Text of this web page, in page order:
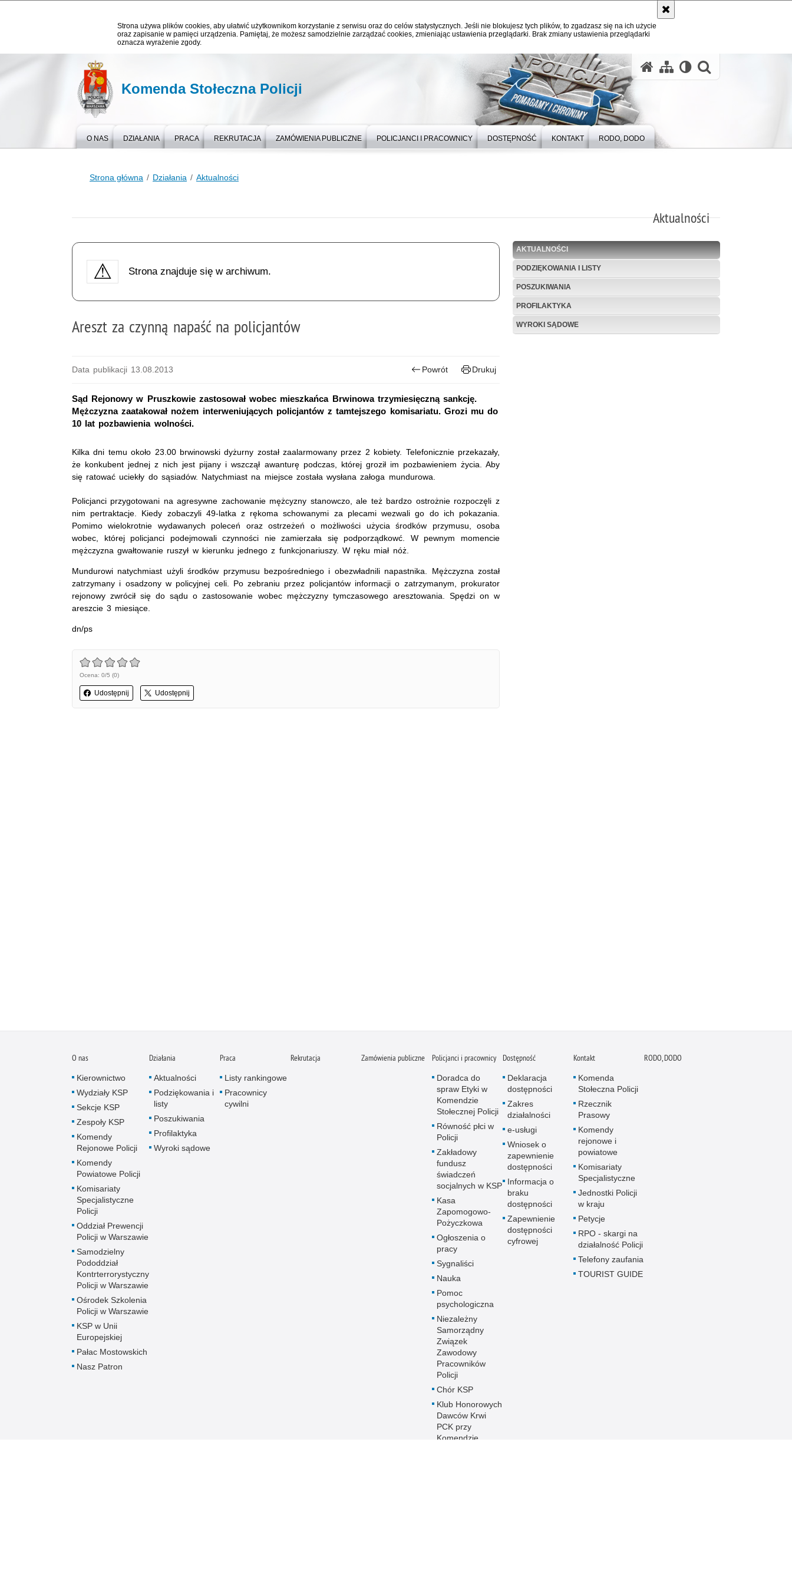
Strona używa plików cookies, aby ułatwić użytkownikom korzystanie z serwisu oraz do celów statystycznych. Jeśli nie blokujesz tych plików, to zgadzasz się na ich użycie
oraz zapisanie w pamięci urządzenia. Pamiętaj, że możesz samodzielnie zarządzać cookies, zmieniając ustawienia przeglądarki. Brak zmiany ustawienia przeglądarki
oznacza wyrażenie zgody.
Komenda Stołeczna Policji
O NAS DZIAŁANIA PRACA REKRUTACJA ZAMÓWIENIA PUBLICZNE POLICJANCI I PRACOWNICY DOSTĘPNOŚĆ KONTAKT RODO, DODO
Strona główna Działania Aktualności
Aktualności
Strona znajduje się w archiwum.
Areszt za czynną napaść na policjantów
Data publikacji 13.08.2013 Powrót Drukuj
Sąd Rejonowy w Pruszkowie zastosował wobec mieszkańca Brwinowa trzymiesięczną sankcję.
Mężczyzna zaatakował nożem interweniujących policjantów z tamtejszego komisariatu. Grozi mu do
10 lat pozbawienia wolności.
Kilka dni temu około 23.00 brwinowski dyżurny został zaalarmowany przez 2 kobiety. Telefonicznie przekazały,
że konkubent jednej z nich jest pijany i wszczął awanturę podczas, której groził im pozbawieniem życia. Aby
się ratować uciekły do sąsiadów. Natychmiast na miejsce została wysłana załoga mundurowa.
Policjanci przygotowani na agresywne zachowanie mężcyzny stanowczo, ale też bardzo ostrożnie rozpoczęli z
nim pertraktacje. Kiedy zobaczyli 49-latka z rękoma schowanymi za plecami wezwali go do ich pokazania.
Pomimo wielokrotnie wydawanych poleceń oraz ostrzeżeń o możliwości użycia środków przymusu, osoba
wobec, której policjanci podejmowali czynności nie zamierzała się podporządkowć. W pewnym momencie
mężczyzna gwałtowanie ruszył w kierunku jednego z funkcjonariuszy. W ręku miał nóż.
Mundurowi natychmiast użyli środków przymusu bezpośredniego i obezwładnili napastnika. Mężczyzna został
zatrzymany i osadzony w policyjnej celi. Po zebraniu przez policjantów informacji o zatrzymanym, prokurator
rejonowy zwrócił się do sądu o zastosowanie wobec mężczyzny tymczasowego aresztowania. Spędzi on w
areszcie 3 miesiące.
dn/ps
Ocena: 0/5 (0)
Udostępnij Udostępnij
AKTUALNOŚCI
PODZIĘKOWANIA I LISTY
POSZUKIWANIA
PROFILAKTYKA
WYROKI SĄDOWE
O nas
Kierownictwo
Wydziały KSP
Sekcje KSP
Zespoły KSP
Komendy
Rejonowe Policji
Komendy
Powiatowe Policji
Komisariaty
Specjalistyczne
Policji
Oddział Prewencji
Policji w Warszawie
Samodzielny
Pododdział
Kontrterrorystyczny
Policji w Warszawie
Ośrodek Szkolenia
Policji w Warszawie
KSP w Unii
Europejskiej
Pałac Mostowskich
Nasz Patron
Działania
Aktualności
Podziękowania i
listy
Poszukiwania
Profilaktyka
Wyroki sądowe
Praca
Listy rankingowe
Pracownicy
cywilni
Rekrutacja Zamówienia publiczne Policjanci i pracownicy
Doradca do
spraw Etyki w
Komendzie
Stołecznej Policji
Równość płci w
Policji
Zakładowy
fundusz
świadczeń
socjalnych w KSP
Kasa
Zapomogowo-
Pożyczkowa
Ogłoszenia o
pracy
Sygnaliści
Nauka
Pomoc
psychologiczna
Niezależny
Samorządny
Związek
Zawodowy
Pracowników
Policji
Chór KSP
Klub Honorowych
Dawców Krwi
PCK przy
Komendzie
Dostępność
Deklaracja
dostępności
Zakres
działalności
e-usługi
Wniosek o
zapewnienie
dostępności
Informacja o
braku
dostępności
Zapewnienie
dostępności
cyfrowej
Kontakt
Komenda
Stołeczna Policji
Rzecznik
Prasowy
Komendy
rejonowe i
powiatowe
Komisariaty
Specjalistyczne
Jednostki Policji
w kraju
Petycje
RPO - skargi na
działalność Policji
Telefony zaufania
TOURIST GUIDE
RODO, DODO